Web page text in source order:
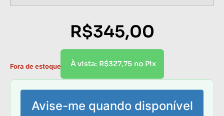
R$345,00
À vista: R$327,75 no Pix
Fora de estoque
Avise-me quando disponível